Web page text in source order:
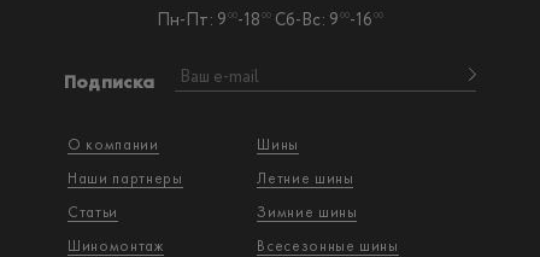
О компании
Наши партнеры
Статьи
Шиномонтаж
Шины
Летние шины
Зимние шины
Всесезонные шины
Подписка
Пн-Пт: 9 00-18 00 Сб-Вс: 9 00-16 00